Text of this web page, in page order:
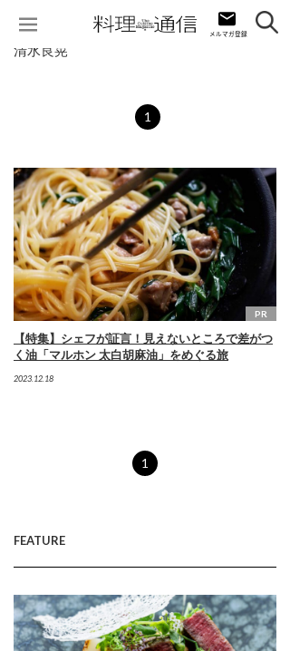
清水良晃
1
PR
【特集】シェフが証言！見えないところで差がつ
く油「マルホン 太白胡麻油」をめぐる旅
2023.12.18
1
FEATURE